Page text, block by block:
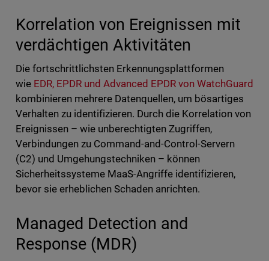
Korrelation von Ereignissen mit
verdächtigen Aktivitäten
Die fortschrittlichsten Erkennungsplattformen
wie EDR, EPDR und Advanced EPDR von WatchGuard
kombinieren mehrere Datenquellen, um bösartiges
Verhalten zu identifizieren. Durch die Korrelation von
Ereignissen – wie unberechtigten Zugriffen,
Verbindungen zu Command-and-Control-Servern
(C2) und Umgehungstechniken – können
Sicherheitssysteme MaaS-Angriffe identifizieren,
bevor sie erheblichen Schaden anrichten.
Managed Detection and
Response (MDR)